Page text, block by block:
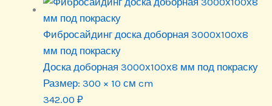
Фибросайдинг доска доборная 3000х100х8
мм под покраску
Доска доборная 3000х100х8 мм под покраску
Размер: 300 × 10 см cm
342.00 ₽